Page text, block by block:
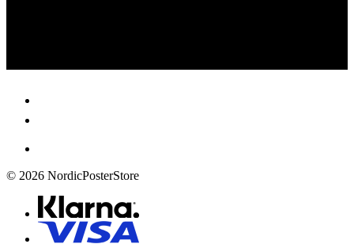
© 2026 NordicPosterStore